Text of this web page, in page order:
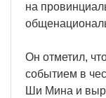
на
Он отметил,
событием в
Ши Мина и